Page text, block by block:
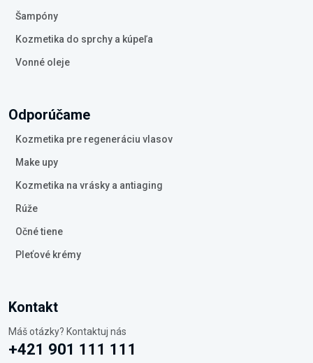
Šampóny
Kozmetika do sprchy a kúpeľa
Vonné oleje
Odporúčame
Kozmetika pre regeneráciu vlasov
Make upy
Kozmetika na vrásky a antiaging
Rúže
Očné tiene
Pleťové krémy
Kontakt
Máš otázky? Kontaktuj nás
+421 901 111 111